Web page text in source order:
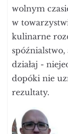
wolnym
w
kulinarne
działaj -
dopóki nie
rezultaty.